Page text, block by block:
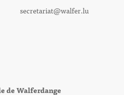
secretariat@walfer.lu
de Walferdange